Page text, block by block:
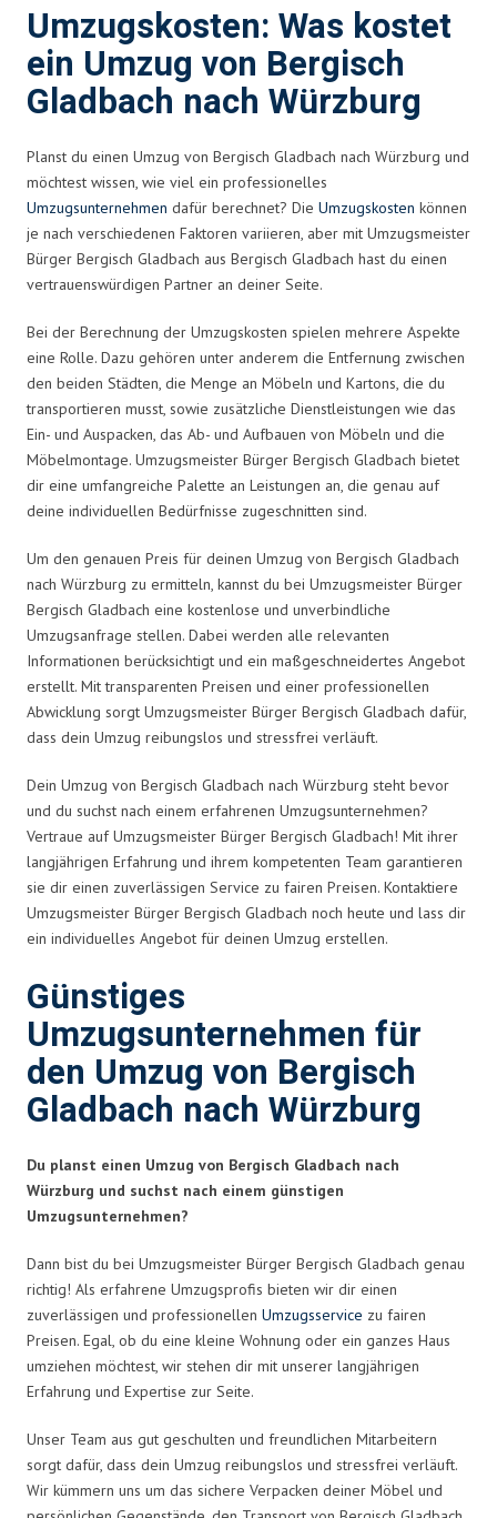
Umzugskosten: Was kostet
ein Umzug von Bergisch
Gladbach nach Würzburg
Planst du einen Umzug von Bergisch Gladbach nach Würzburg und
möchtest wissen, wie viel ein professionelles
Umzugsunternehmen dafür berechnet? Die Umzugskosten können
je nach verschiedenen Faktoren variieren, aber mit Umzugsmeister
Bürger Bergisch Gladbach aus Bergisch Gladbach hast du einen
vertrauenswürdigen Partner an deiner Seite.
Bei der Berechnung der Umzugskosten spielen mehrere Aspekte
eine Rolle. Dazu gehören unter anderem die Entfernung zwischen
den beiden Städten, die Menge an Möbeln und Kartons, die du
transportieren musst, sowie zusätzliche Dienstleistungen wie das
Ein- und Auspacken, das Ab- und Aufbauen von Möbeln und die
Möbelmontage. Umzugsmeister Bürger Bergisch Gladbach bietet
dir eine umfangreiche Palette an Leistungen an, die genau auf
deine individuellen Bedürfnisse zugeschnitten sind.
Um den genauen Preis für deinen Umzug von Bergisch Gladbach
nach Würzburg zu ermitteln, kannst du bei Umzugsmeister Bürger
Bergisch Gladbach eine kostenlose und unverbindliche
Umzugsanfrage stellen. Dabei werden alle relevanten
Informationen berücksichtigt und ein maßgeschneidertes Angebot
erstellt. Mit transparenten Preisen und einer professionellen
Abwicklung sorgt Umzugsmeister Bürger Bergisch Gladbach dafür,
dass dein Umzug reibungslos und stressfrei verläuft.
Dein Umzug von Bergisch Gladbach nach Würzburg steht bevor
und du suchst nach einem erfahrenen Umzugsunternehmen?
Vertraue auf Umzugsmeister Bürger Bergisch Gladbach! Mit ihrer
langjährigen Erfahrung und ihrem kompetenten Team garantieren
sie dir einen zuverlässigen Service zu fairen Preisen. Kontaktiere
Umzugsmeister Bürger Bergisch Gladbach noch heute und lass dir
ein individuelles Angebot für deinen Umzug erstellen.
Günstiges
Umzugsunternehmen für
den Umzug von Bergisch
Gladbach nach Würzburg
Du planst einen Umzug von Bergisch Gladbach nach
Würzburg und suchst nach einem günstigen
Umzugsunternehmen?
Dann bist du bei Umzugsmeister Bürger Bergisch Gladbach genau
richtig! Als erfahrene Umzugsprofis bieten wir dir einen
zuverlässigen und professionellen Umzugsservice zu fairen
Preisen. Egal, ob du eine kleine Wohnung oder ein ganzes Haus
umziehen möchtest, wir stehen dir mit unserer langjährigen
Erfahrung und Expertise zur Seite.
Unser Team aus gut geschulten und freundlichen Mitarbeitern
sorgt dafür, dass dein Umzug reibungslos und stressfrei verläuft.
Wir kümmern uns um das sichere Verpacken deiner Möbel und